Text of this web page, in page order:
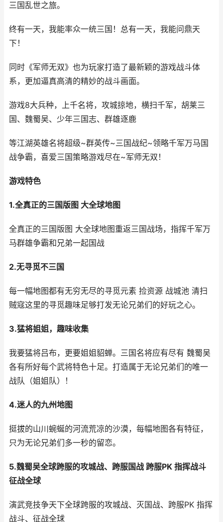
三国乱世之旅。
终有一天，我能率众一统三国！总有一天，我能问鼎天
下！
同时《军师无双》也为玩家打造了最新颖的游戏战斗体
系，更加逼真高清的精妙的战斗画面。
游戏8大兵种，上千名将，攻城掠地，横扫千军，胡莱三
国、魏蜀吴、少年三国志、群雄逐鹿
等江湖英雄名将超级~群英传~三国战纪~领略千军万马国
战争霸，喜爱三国策略游戏尽在~军师无双！
游戏特色
1.全真正的三国版图 大全球地图
全真正的三国版图 大全球地图重返三国战场，指挥千军万
马群雄争霸和兄弟一起国战
2.无寻觅不三国
每一幅地图都有无穷无尽的寻觅元素 捡资源 战城池 清扫
贼寇这里的寻觅趣味足够打发无论兄弟们的好玩之心。
3.猛将姐姐，趣味收集
我要猛将吕布，更要姐姐貂蝉。三国名将应有尽有 魏蜀吴
各有所好每个武将特色十足。打造属于无论兄弟们的唯一
战队（姐姐队）！
4.迷人的九州地图
挺拔的山川蜿蜒的河流荒凉的沙漠，每幅地图各有特征，
只为无论兄弟们多一秒的留恋。
5.魏蜀吴全球跨服的攻城战、跨服国战 跨服PK 指挥战斗
征战全球
演武竞技争天下全球跨服的攻城战、灭国战、跨服PK 指挥
战斗、征战全球